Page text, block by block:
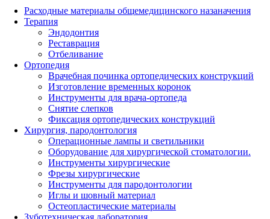
Расходные материалы общемедицинского назаначения
Терапия
Эндодонтия
Реставрация
Отбеливание
Ортопедия
Врачебная починка ортопедических конструкций
Изготовление временных коронок
Инструменты для врача-ортопеда
Снятие слепков
Фиксация ортопедических конструкций
Хирургия, пародонтология
Операционные лампы и светильники
Оборудование для хирургической стоматологии.
Инструменты хирургические
Фрезы хирургические
Инструменты для пародонтологии
Иглы и шовный материал
Остеопластические материалы
Зуботехническая лаборатория